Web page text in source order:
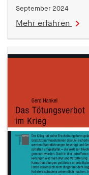
September 2024
Mehr erfahren